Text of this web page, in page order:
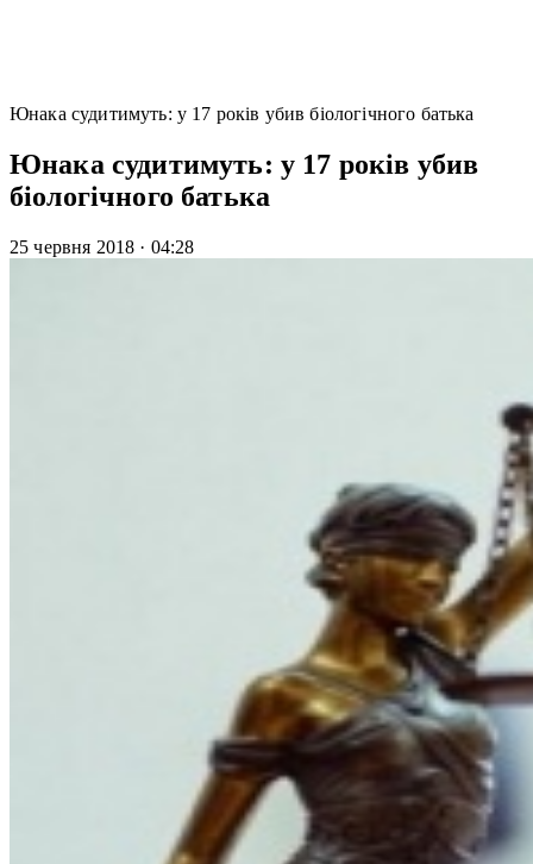
Юнака судитимуть: у 17 років убив біологічного батька
Юнака судитимуть: у 17 років убив
біологічного батька
25 червня 2018 · 04:28